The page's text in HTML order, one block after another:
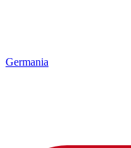
Germania